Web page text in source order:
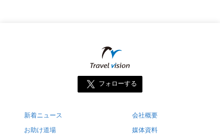
フォローする
新着ニュース
お助け道場
会社概要
媒体資料